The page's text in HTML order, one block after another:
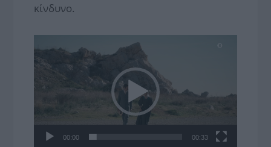
κίνδυνο.
Αναπαραγωγής
Βίντεο
00:00 00:33